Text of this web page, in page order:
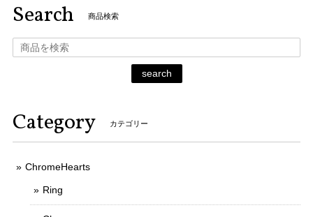
Search 商品検索
search
Category カテゴリー
ChromeHearts
Ring